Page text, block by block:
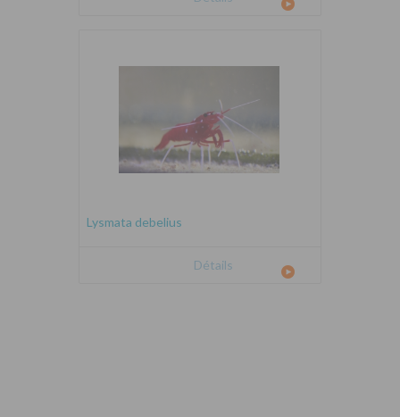
Lysmata debelius
Détails